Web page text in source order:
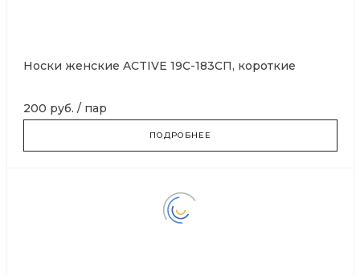
Носки женские ACTIVE 19С-183СП, короткие
200 руб. / пар
ПОДРОБНЕЕ